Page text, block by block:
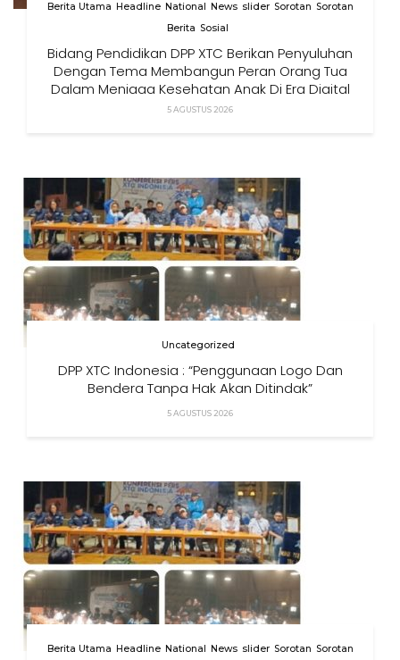
Berita Utama Headline National News slider Sorotan Sorotan
Berita Sosial
Bidang Pendidikan DPP XTC Berikan Penyuluhan
Dengan Tema Membangun Peran Orang Tua
Dalam Menjaga Kesehatan Anak Di Era Digital
5 AGUSTUS 2026
Uncategorized
DPP XTC Indonesia : “Penggunaan Logo Dan
Bendera Tanpa Hak Akan Ditindak”
5 AGUSTUS 2026
Berita Utama Headline National News slider Sorotan Sorotan